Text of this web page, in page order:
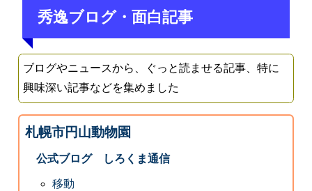
秀逸ブログ・面白記事
ブログやニュースから、ぐっと読ませる記事、特に
興味深い記事などを集めました
札幌市円山動物園
公式ブログ しろくま通信
移動